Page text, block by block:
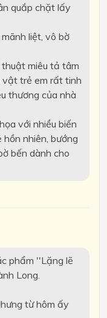
quắp chặt lấy
liệt, vô bờ
miêu tả tâm
trẻ em rất tinh
thương của nhà
với nhiều biến
nhiên, bướng
bến dành cho
phẩm ''Lặng lẽ
Long.
từ hôm ấy